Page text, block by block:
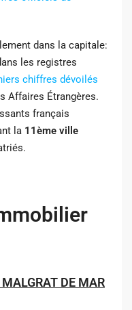
dans la capitale:
les registres
chiffres dévoilés
Affaires Étrangères.
français
la 11ème ville
MALGRAT DE MAR